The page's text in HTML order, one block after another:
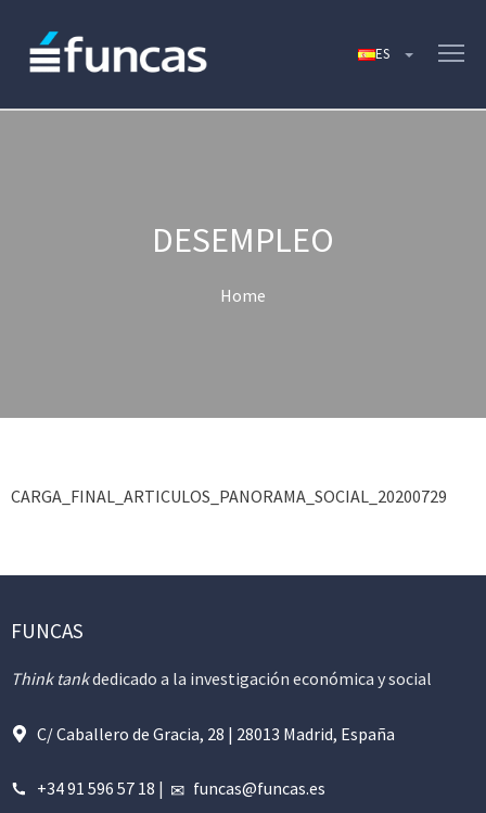
DESEMPLEO
Home
CARGA_FINAL_ARTICULOS_PANORAMA_SOCIAL_20200729
FUNCAS
Think tankdedicado a la investigación económica y social
C/ Caballero de Gracia, 28 | 28013 Madrid, España
+34 91 596 57 18 | funcas@funcas.es